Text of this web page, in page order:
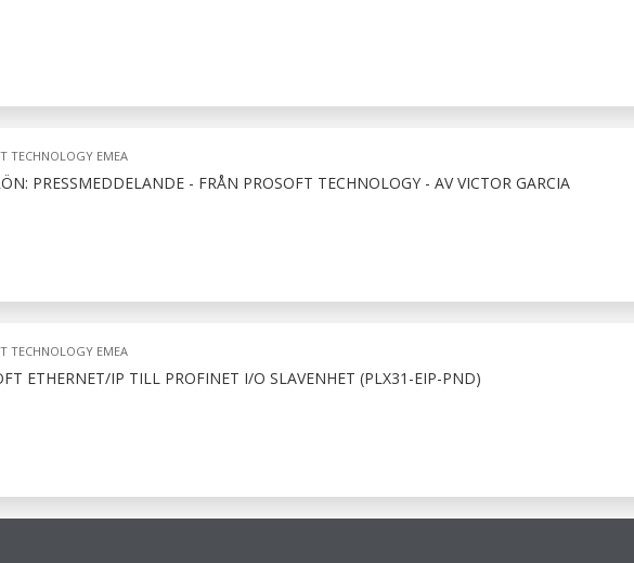
TECHNOLOGY EMEA
PRESSMEDDELANDE - FRÅN PROSOFT TECHNOLOGY - AV VICTOR GARCIA
TECHNOLOGY EMEA
ETHERNET/IP TILL PROFINET I/O SLAVENHET (PLX31-EIP-PND)